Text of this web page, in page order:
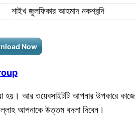
শাইখ জুলফিকার আহমাদ নকশবন্দি
Now
হয়। আর ওয়েবসাইটটি আপনার উপকারে
আপনাকে উত্তম বদলা দিবেন।